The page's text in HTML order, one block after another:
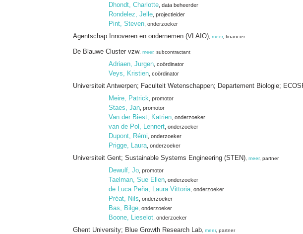
Dhondt, Charlotte , data beheerder
Rondelez, Jelle , projectleider
Pint, Steven , onderzoeker
Agentschap Innoveren en ondernemen (VLAIO) meer, financier
De Blauwe Cluster vzw, meer, subcontractant
Adriaen, Jurgen , coördinator
Veys, Kristien , coördinator
Universiteit Antwerpen; Faculteit Wetenschappen; Departement Biologie;
Meire, Patrick , promotor
Staes, Jan , promotor
Van der Biest, Katrien , onderzoeker
van de Pol, Lennert , onderzoeker
Dupont, Rémi , onderzoeker
Prigge, Laura , onderzoeker
Universiteit Gent; Sustainable Systems Engineering (STEN) meer, partner
Dewulf, Jo , promotor
Taelman, Sue Ellen , onderzoeker
de Luca Peña, Laura Vittoria , onderzoeker
Préat, Nils , onderzoeker
Bas, Bilge , onderzoeker
Boone, Lieselot , onderzoeker
Ghent University; Blue Growth Research Lab meer, partner